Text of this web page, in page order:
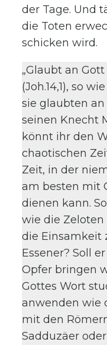
der Tage. Und
die Toten
schicken wird.
„Glaubt an
(Joh.14,1), so
sie glaubten
seinen Knecht
könnt ihr den
chaotischen
Zeit, in der
am besten mit
dienen kann.
wie die Zeloten
die Einsamkeit
Essener? Soll
Opfer bringen
Gottes Wort
anwenden wie
mit den
Sadduzäer